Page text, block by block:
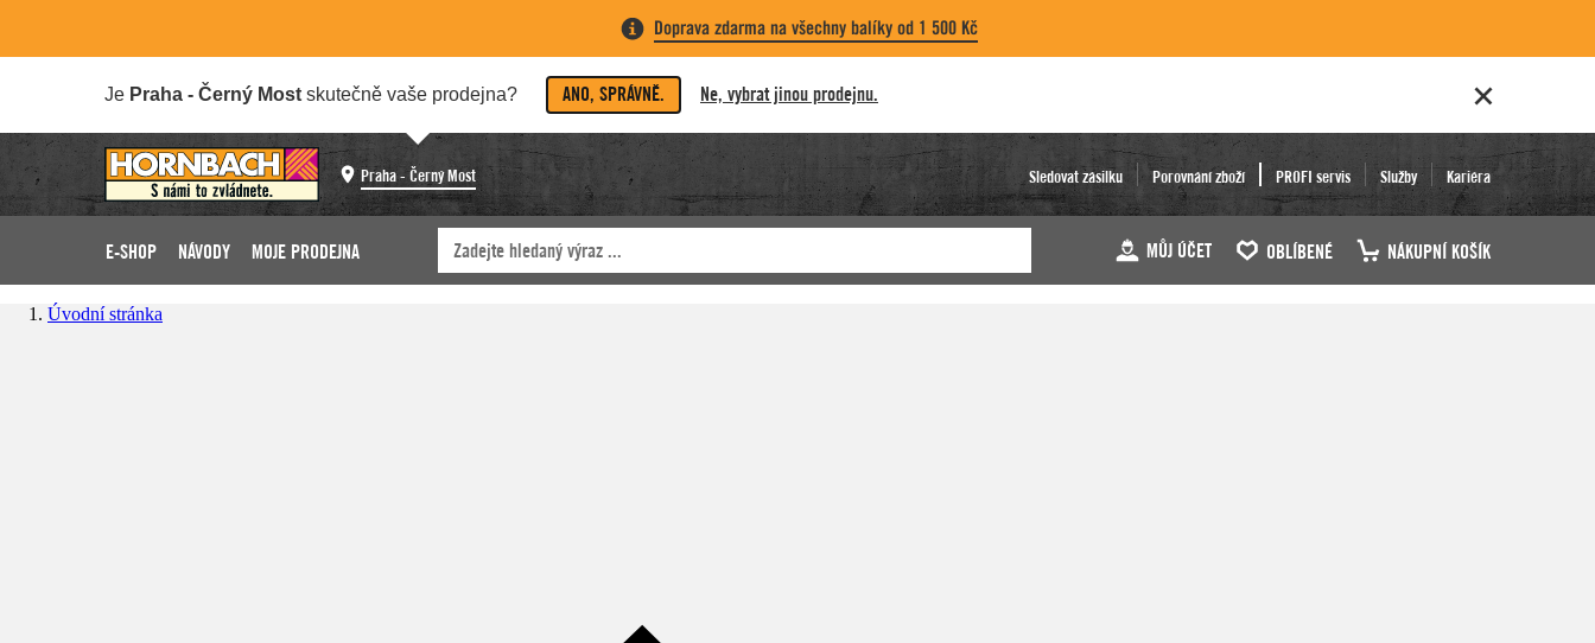
Doprava zdarma na všechny balíky od 1 500 Kč
Je Praha - Černý Most skutečně vaše prodejna? ANO, SPRÁVNĚ. Ne, vybrat jinou prodejnu.
Praha - Černý Most Sledovat zásilku Porovnání zboží PROFI servis Služby Kariéra
E-SHOP NÁVODY MOJE PRODEJNA MŮJ ÚČET OBLÍBENÉ NÁKUPNÍ KOŠÍK
Úvodní stránka